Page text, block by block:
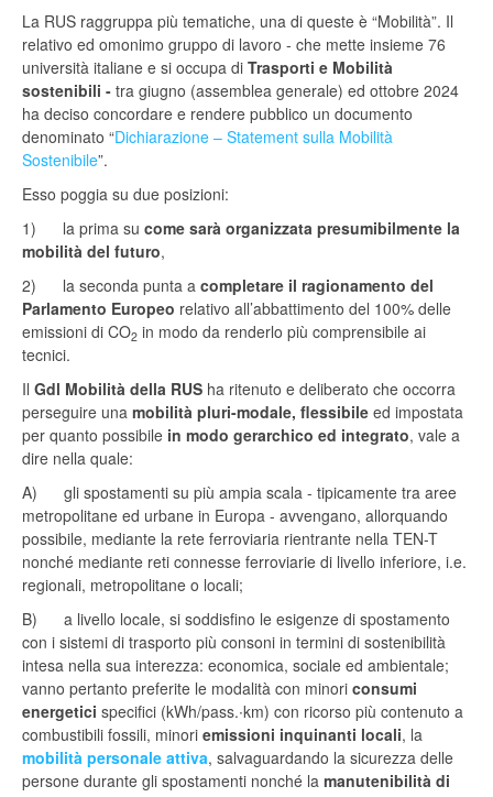
La RUS raggruppa più tematiche, una di queste è “Mobilità”. Il
relativo ed omonimo gruppo di lavoro - che mette insieme 76
università italiane e si occupa di Trasporti e Mobilità
sostenibili - tra giugno (assemblea generale) ed ottobre 2024
ha deciso concordare e rendere pubblico un documento
denominato “Dichiarazione – Statement sulla Mobilità
Sostenibile”.
Esso poggia su due posizioni:
1) la prima su come sarà organizzata presumibilmente la
mobilità del futuro,
2) la seconda punta a completare il ragionamento del
Parlamento Europeo relativo all’abbattimento del 100% delle
emissioni di CO2 in modo da renderlo più comprensibile ai
tecnici.
Il Gdl Mobilità della RUS ha ritenuto e deliberato che occorra
perseguire una mobilità pluri-modale, flessibile ed impostata
per quanto possibile in modo gerarchico ed integrato, vale a
dire nella quale:
A) gli spostamenti su più ampia scala - tipicamente tra aree
metropolitane ed urbane in Europa - avvengano, allorquando
possibile, mediante la rete ferroviaria rientrante nella TEN-T
nonché mediante reti connesse ferroviarie di livello inferiore, i.e.
regionali, metropolitane o locali;
B) a livello locale, si soddisfino le esigenze di spostamento
con i sistemi di trasporto più consoni in termini di sostenibilità
intesa nella sua interezza: economica, sociale ed ambientale;
vanno pertanto preferite le modalità con minori consumi
energetici specifici (kWh/pass.∙km) con ricorso più contenuto a
combustibili fossili, minori emissioni inquinanti locali, la
mobilità personale attiva, salvaguardando la sicurezza delle
persone durante gli spostamenti nonché la manutenibilità di